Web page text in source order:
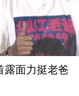
露面力挺老爸